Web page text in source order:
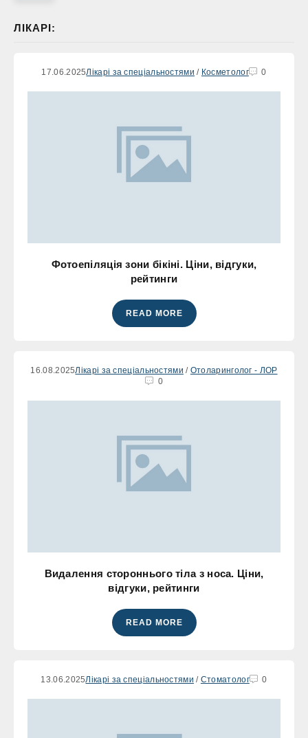
ЛІКАРІ:
17.06.2025Лікарі за спеціальностями / Косметолог 0
Фотоепіляція зони бікіні. Ціни, відгуки,
рейтинги
READ MORE
16.08.2025Лікарі за спеціальностями / Отоларинголог - ЛОР
0
Видалення стороннього тіла з носа. Ціни,
відгуки, рейтинги
READ MORE
13.06.2025Лікарі за спеціальностями / Стоматолог 0